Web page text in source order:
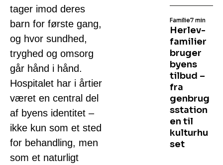
tager imod deres
barn for første gang,
og hvor sundhed,
tryghed og omsorg
går hånd i hånd.
Hospitalet har i årtier
været en central del
af byens identitet –
ikke kun som et sted
for behandling, men
som et naturligt
Herlev-
familier
bruger
byens
tilbud –
fra
genbrug
sstation
en til
kulturhu
set
Familie7 min